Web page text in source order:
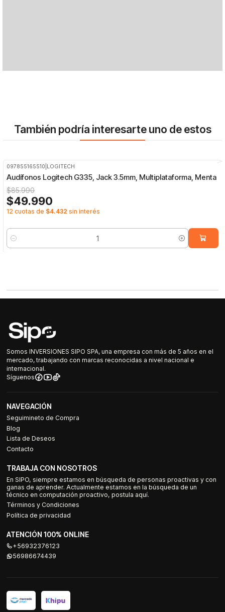
También podría interesarte uno de estos
097855165510 LOGITECH
Audífonos Logitech G335, Jack 3.5mm, Multiplataforma, Menta
$85.990
$49.990
12 cuotas de $4.432 sin interés
Cantidad
Somos INVERSIONES SIPO SPA, una empresa con más de 5 años en el
mercado, trabajando con marcas reconocidas a nivel nacional e
internacional.
Síguenos
NAVEGACIÓN
Seguimineto de Compra
Blog
Lista de Deseos
Contacto
TRABAJA CON NOSOTROS
En SIPO, siempre estamos en búsqueda de personas proactivas y con
ganas de aprender. Actualmente estamos en la búsqueda de un
técnico en computación proactivo, postula aquí.
Términos y Condiciones
Política de privacidad
ATENCIÓN 100% ONLINE
+56932376123
56986674439